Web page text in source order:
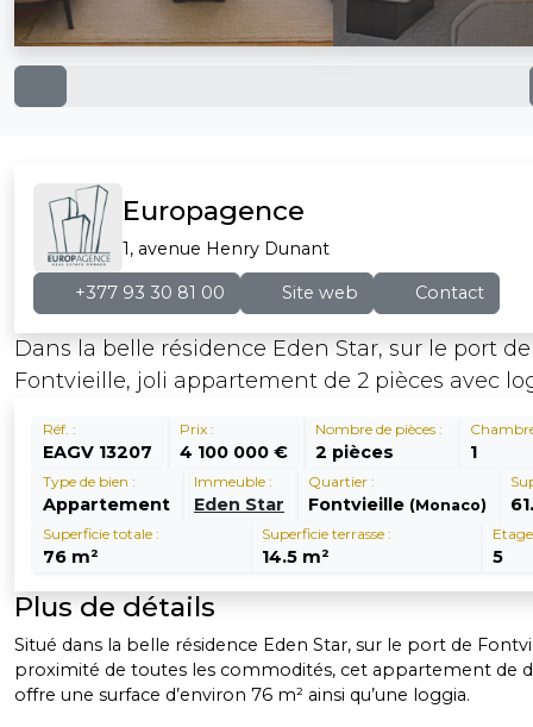
Europagence
1, avenue Henry Dunant
+377 93 30 81 00 Site web Contact
Dans la belle résidence Eden Star, sur le port de
Fontvieille, joli appartement de 2 pièces avec
Réf. :
EAGV 13207
Prix :
4 100 000 €
Nombre de pièces :
2 pièces 1
Type de bien :
Appartement
Immeuble :
Eden Star
Quartier :
Fontvieille (Monaco)
Superficie totale :
76 m²
Superficie terrasse :
14.5 m² 5
Plus de détails
Situé dans la belle résidence Eden Star, sur le port de
proximité de toutes les commodités, cet appartement de
offre une surface d’environ 76 m² ainsi qu’une loggia.